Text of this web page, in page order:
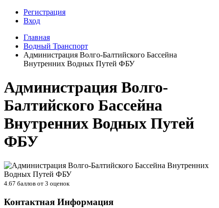
Регистрация
Вход
Главная
Водный Транспорт
Администрация Волго-Балтийского Бассейна
Внутренних Водных Путей ФБУ
Администрация Волго-
Балтийского Бассейна
Внутренних Водных Путей
ФБУ
4.67 баллов от 3 оценок
Контактная Информация